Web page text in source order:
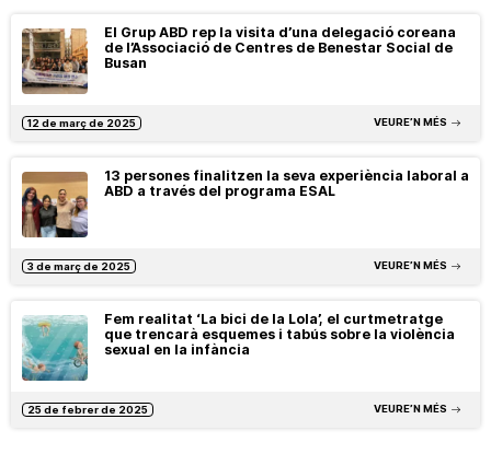
El Grup ABD rep la visita d’una delegació coreana
de l’Associació de Centres de Benestar Social de
Busan
12 de març de 2025 VEURE’N MÉS
13 persones finalitzen la seva experiència laboral a
ABD a través del programa ESAL
3 de març de 2025 VEURE’N MÉS
Fem realitat ‘La bici de la Lola’, el curtmetratge
que trencarà esquemes i tabús sobre la violència
sexual en la infància
25 de febrer de 2025 VEURE’N MÉS